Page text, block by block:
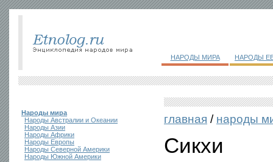
НАРОДЫ МИРА НАРОДЫ
Народы мира
Народы Австралии и Океании
Народы Азии
Народы Африки
Народы Европы
Народы Северной Америки
Народы Южной Америки
главная / народы
Сикхи